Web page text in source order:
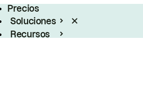
Precios
Soluciones
Recursos